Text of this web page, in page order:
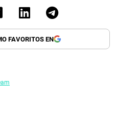
FAVORITOS EN